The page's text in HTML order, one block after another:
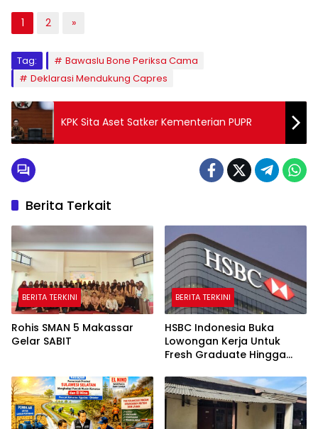
1 2 »
Tag:
Bawaslu Bone Periksa Cama
Deklarasi Mendukung Capres
KPK Sita Aset Satker Kementerian PUPR
Berita Terkait
BERITA TERKINI
Rohis SMAN 5 Makassar
Gelar SABIT
BERITA TERKINI
HSBC Indonesia Buka
Lowongan Kerja Untuk
Fresh Graduate Hingga